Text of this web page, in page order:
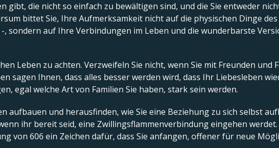
gibt, die nicht so einfach zu bewältigen sind, und die Sie entweder
bittet Sie, Ihre Aufmerksamkeit nicht auf die physischen Dinge
sondern auf Ihre Verbindungen im Leben und die wunderbarste
Leben zu achten. Verzweifeln Sie nicht, wenn Sie mit Freunden und
sagen Ihnen, dass alles besser werden wird, dass Ihr Liebesleben
egal welche Art von Familien Sie haben, stark sein werden.
aufbauen und herausfinden, wie Sie eine Beziehung zu sich selbst
ihr bereit seid, eine Zwillingsflammenverbindung eingehen werdet.
von 606 ein Zeichen dafür, dass Sie anfangen, offener für neue